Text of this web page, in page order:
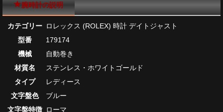
腕時計の説明
カテゴリー ロレックス (ROLEX) 時計 デイトジャスト
型番
179174
機械
自動巻き
材質名
ステンレス・ホワイトゴールド
タイプ
レディース
文字盤色
ブルー
文字盤特徴 ローマ